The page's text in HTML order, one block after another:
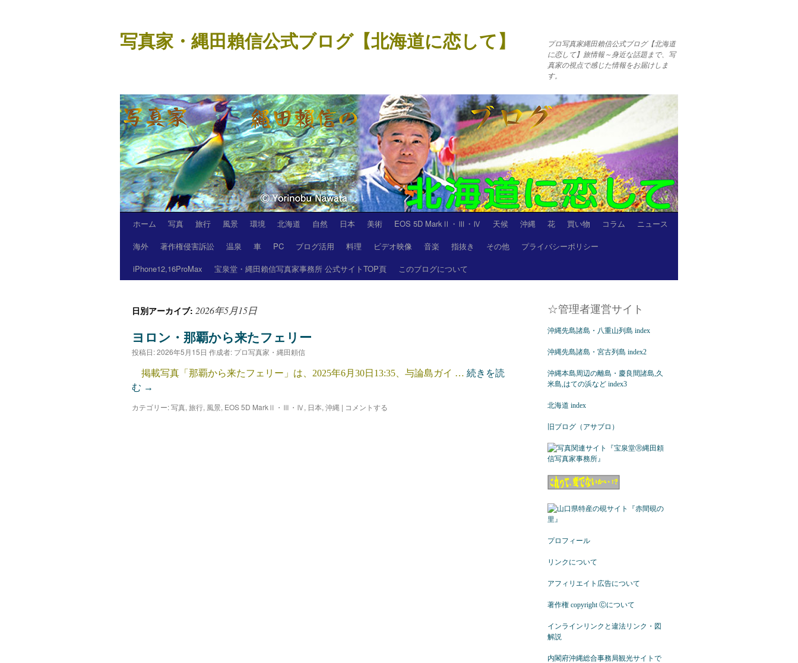
テ
ン
ッ
プ
写真家・縄田賴信公式ブログ【北海道に恋して】
プロ写真家縄田賴信公式ブログ【北海道
に恋して】旅情報～身近な話題まで、写
真家の視点で感じた情報をお届けしま
す。
ホーム 写真 旅行 風景 環境 北海道 自然 日本 美術 EOS 5D MarkⅡ・Ⅲ・Ⅳ 天候 沖縄 花 買い物 コラム
ニュース
海外
著作権侵害訴訟 温泉 車 PC ブログ活用 料理 ビデオ映像 音楽 指抜き その他
プライバシーポリシー
iPhone12,16ProMax
宝泉堂・縄田賴信写真家事務所 公式サイトTOP頁 このブログについて
日別アーカイブ: 2026年5月15日
ヨロン・那覇から来たフェリー
投稿日:2026年5月15日 作成者: プロ写真家・縄田頼信
掲載写真「那覇から来たフェリー」は、2025年6月30日13:35、与論島ガイ … 続きを読
む →
カテゴリー:写真, 旅行, 風景, EOS 5D MarkⅡ・Ⅲ・Ⅳ, 日本, 沖縄 | コメントする
☆管理者運営サイト
沖縄先島諸島・八重山列島 index
沖縄先島諸島・宮古列島 index2
沖縄本島周辺の離島・慶良間諸島,久
米島,はての浜など index3
北海道 index
旧ブログ（アサブロ）
プロフィール
リンクについて
アフィリエイト広告について
著作権 copyright Ⓒについて
インラインリンクと違法リンク・図
解説
内閣府沖縄総合事務局観光サイトで